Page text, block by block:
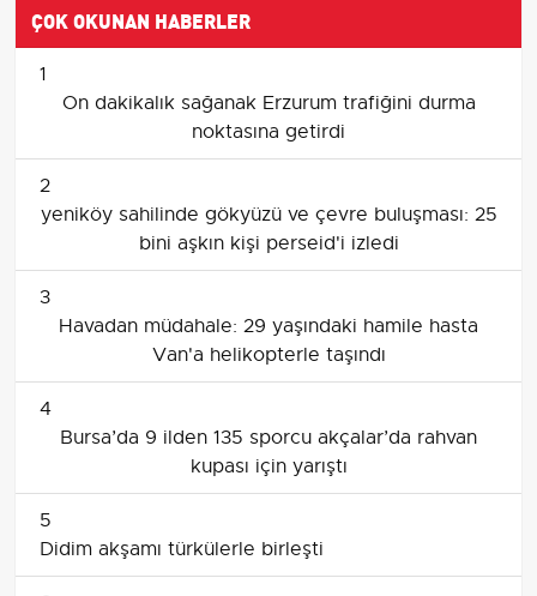
ÇOK OKUNAN HABERLER
1
On dakikalık sağanak Erzurum trafiğini durma
noktasına getirdi
2
yeniköy sahilinde gökyüzü ve çevre buluşması: 25
bini aşkın kişi perseid'i izledi
3
Havadan müdahale: 29 yaşındaki hamile hasta
Van'a helikopterle taşındı
4
Bursa’da 9 ilden 135 sporcu akçalar’da rahvan
kupası için yarıştı
5
Didim akşamı türkülerle birleşti